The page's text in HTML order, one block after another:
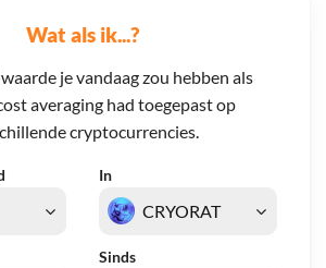
Wat als ik...?
je vandaag zou hebben als
averaging had toegepast op
cryptocurrencies.
In
Sinds